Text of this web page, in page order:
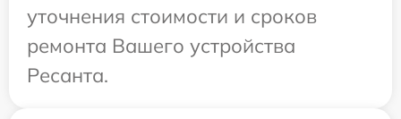
уточнения стоимости и сроков
ремонта Вашего устройства
Ресанта.